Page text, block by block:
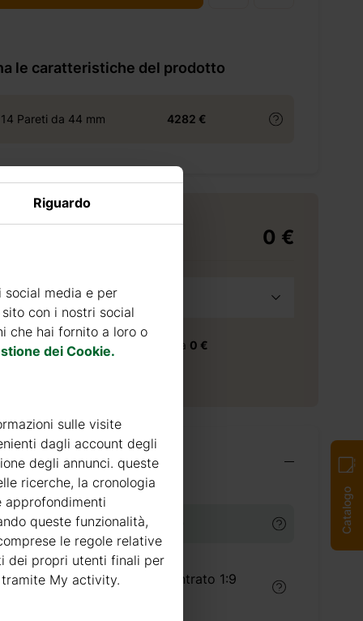
le caratteristiche del prodotto
Pareti da 44 mm 4282 €
0 €
Seleziona provincia
nella provincia selezionata 0 €
indispensabili
PER IL TRATTAMENTO LEGNO
Trattamento legno concentrato 1:9
Catalogo
Riguardo
social media e per
con i nostri social
che hai fornito a loro o
dei Cookie.
sulle visite
dagli account degli
degli annunci. queste
ricerche, la cronologia
queste funzionalità,
le regole relative
dei propri utenti finali per
My activity.